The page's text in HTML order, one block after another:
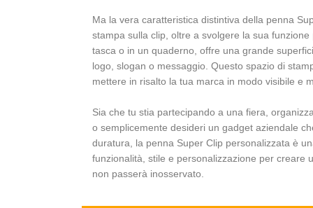
Ma la vera caratteristica distintiva della penna
stampa sulla clip, oltre a svolgere la sua
tasca o in un quaderno, offre una grande
logo, slogan o messaggio. Questo spazio di
mettere in risalto la tua marca in modo visibile e
Sia che tu stia partecipando a una fiera,
o semplicemente desideri un gadget aziendale
duratura, la penna Super Clip personalizzata è
funzionalità, stile e personalizzazione per creare
non passerà inosservato.